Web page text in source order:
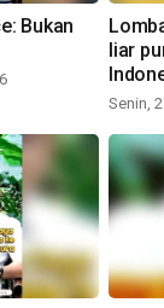
Bukan
liar
Senin,